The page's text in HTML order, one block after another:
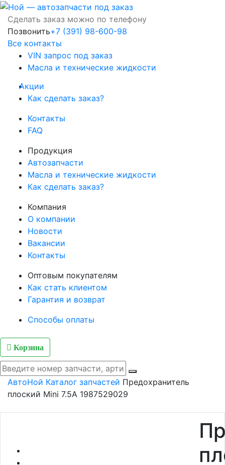
Сделать заказ можно по телефону
Позвонить+7 (391) 98-600-98
Все контакты
VIN запрос под заказ
Масла и технические жидкости
Акции
Как сделать заказ?
Контакты
FAQ
Продукция
Автозапчасти
Масла и технические жидкости
Как сделать заказ?
Компания
О компании
Новости
Вакансии
Контакты
Оптовым покупателям
Как стать клиентом
Гарантия и возврат
Способы оплаты
Корзина
АвтоНой Каталог запчастей Предохранитель
плоский Mini 7.5A 1987529029